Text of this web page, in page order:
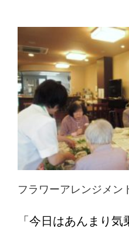
フラワーアレンジメン
「今日はあんまり